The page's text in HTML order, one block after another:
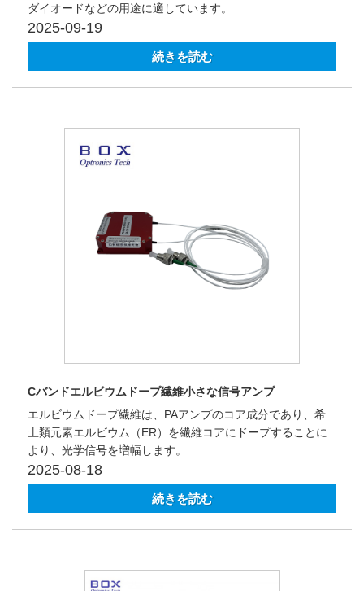
ダイオードなどの用途に適しています。
2025-09-19
続きを読む
Cバンドエルビウムドープ繊維小さな信号アンプ
エルビウムドープ繊維は、PAアンプのコア成分であり、希
土類元素エルビウム（ER）を繊維コアにドープすることに
より、光学信号を増幅します。
2025-08-18
続きを読む